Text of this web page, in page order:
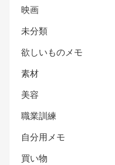
映画
未分類
欲しいものメモ
素材
美容
職業訓練
自分用メモ
買い物